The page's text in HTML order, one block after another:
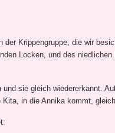
Krippengruppe, die wir
Locken, und des
sie gleich wiedererkannt.
in die Annika kommt,